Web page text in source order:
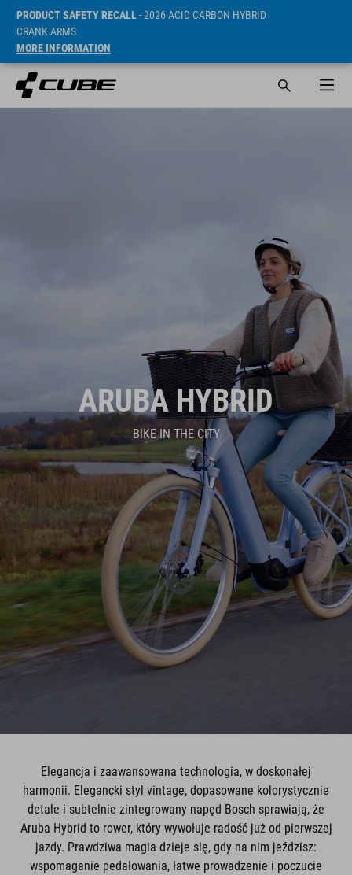
PRODUCT SAFETY RECALL- 2026 ACID CARBON HYBRID
CRANK ARMS
MORE INFORMATION
ARUBA HYBRID
BIKE IN THE CITY
Elegancja i zaawansowana technologia, w doskonałej
harmonii. Elegancki styl vintage, dopasowane kolorystycznie
detale i subtelnie zintegrowany napęd Bosch sprawiają, że
Aruba Hybrid to rower, który wywołuje radość już od pierwszej
jazdy. Prawdziwa magia dzieje się, gdy na nim jeździsz:
wspomaganie pedałowania, łatwe prowadzenie i poczucie